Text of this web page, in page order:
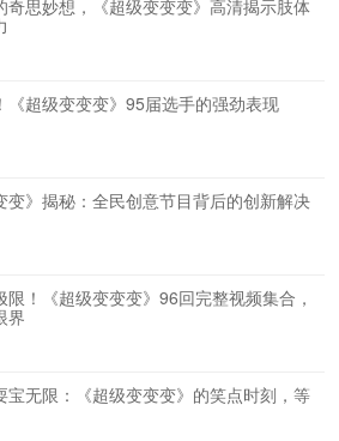
奇思妙想，《超级变变变》高清揭示肢体
《超级变变变》95届选手的强劲表现
变》揭秘：全民创意节目背后的创新解决
限！《超级变变变》96回完整视频集合，
界
宝无限：《超级变变变》的笑点时刻，等